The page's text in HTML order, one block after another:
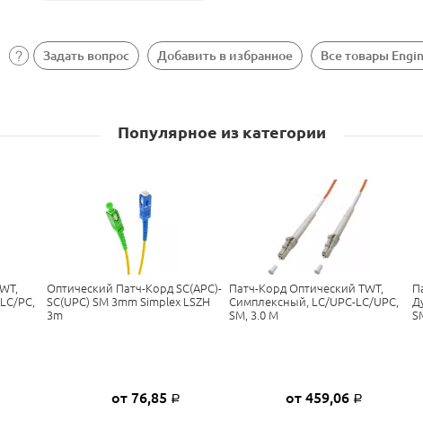
Задать вопрос Добавить в избранное Все товары
Популярное из категории
PC,
Оптический Патч-Корд SC(APC)-
SC(UPC) SM 3mm Simplex LSZH
3m
от 76,85 Р
Патч-Корд Оптический TWT,
Симплексный, LC/UPC-LC/UPC,
SM, 3.0 М
от 459,06 Р